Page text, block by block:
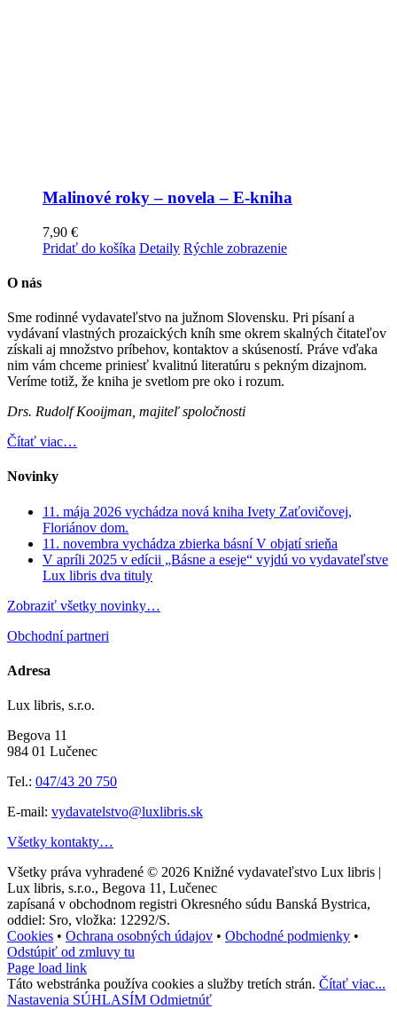
Malinové roky – novela – E-kniha
7,90 €
Pridať do košíka Detaily Rýchle zobrazenie
O nás
Sme rodinné vydavateľstvo na južnom Slovensku. Pri písaní a
vydávaní vlastných prozaických kníh sme okrem skalných čitateľov
získali aj množstvo príbehov, kontaktov a skúseností. Práve vďaka
nim vám chceme priniesť kvalitnú literatúru s pekným dizajnom.
Veríme totiž, že kniha je svetlom pre oko i rozum.
Drs. Rudolf Kooijman, majiteľ spoločnosti
Čítať viac…
Novinky
11. mája 2026 vychádza nová kniha Ivety Zaťovičovej,
Floriánov dom.
11. novembra vychádza zbierka básní V objatí srieňa
V apríli 2025 v edícii „Básne a eseje“ vyjdú vo vydavateľstve
Lux libris dva tituly
Zobraziť všetky novinky…
Obchodní partneri
Adresa
Lux libris, s.r.o.
Begova 11
984 01 Lučenec
Tel.: 047/43 20 750
E-mail: vydavatelstvo@luxlibris.sk
Všetky kontakty…
Všetky práva vyhradené © 2026 Knižné vydavateľstvo Lux libris |
Lux libris, s.r.o., Begova 11, Lučenec
zapísaná v obchodnom registri Okresného súdu Banská Bystrica,
oddiel: Sro, vložka: 12292/S.
Cookies • Ochrana osobných údajov • Obchodné podmienky •
Odstúpiť od zmluvy tu
Page load link
Táto webstránka používa cookies a služby tretích strán. Čítať viac...
Nastavenia SÚHLASÍM Odmietnúť